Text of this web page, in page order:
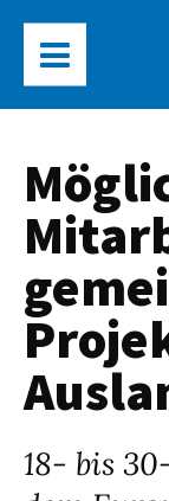
18- bis